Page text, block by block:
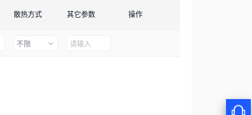
散热方式 其它参数 操作
不限